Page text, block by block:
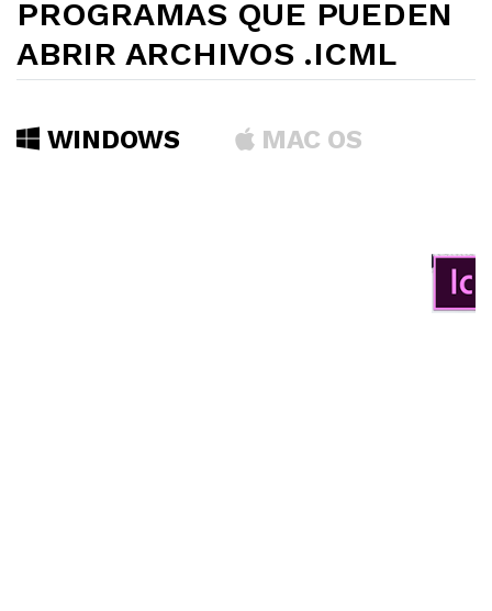
PROGRAMAS QUE PUEDEN
ABRIR ARCHIVOS .ICML
WINDOWS MAC OS